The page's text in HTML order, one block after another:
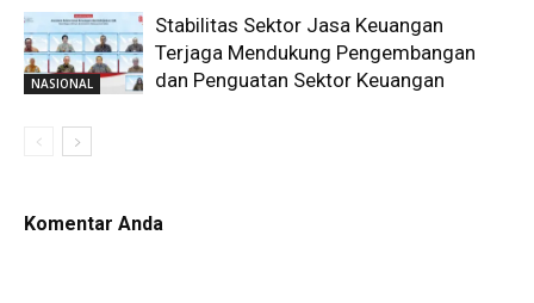
NASIONAL
Stabilitas Sektor Jasa Keuangan
Terjaga Mendukung Pengembangan
dan Penguatan Sektor Keuangan
Komentar Anda